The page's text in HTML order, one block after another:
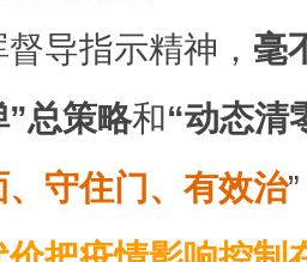
导指示精神， 毫
”总策略和“动态清
守住门、有效治